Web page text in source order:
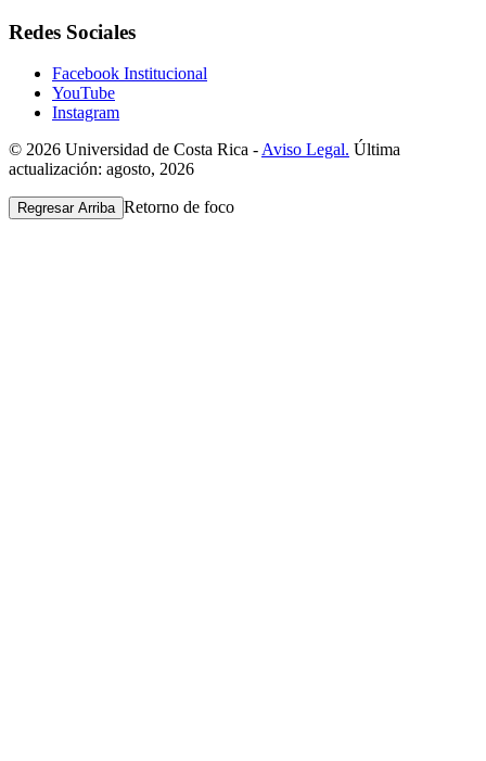
Redes Sociales
Facebook Institucional
YouTube
Instagram
© 2026 Universidad de Costa Rica - Aviso Legal. Última
actualización: agosto, 2026
Regresar Arriba Retorno de foco